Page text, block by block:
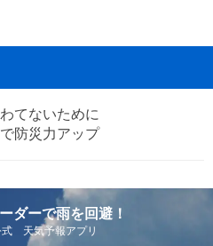
てないために
防災力アップ
ダーで雨を回避！
式 天気予報アプリ